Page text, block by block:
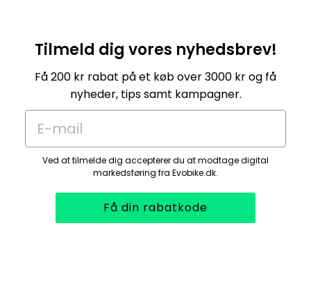
Tilmeld dig vores nyhedsbrev!
Få 200 kr rabat på et køb over 3000 kr og få
nyheder, tips samt kampagner.
E-mail
Ved at tilmelde dig accepterer du at modtage digital
markedsføring fra Evobike.dk.
Få din rabatkode